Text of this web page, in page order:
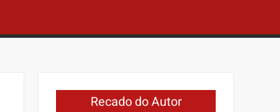
Recado do Autor